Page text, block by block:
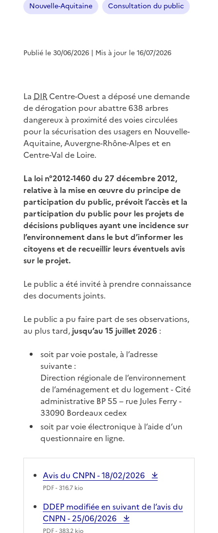
Nouvelle-Aquitaine Consultation du public
Publié le 30/06/2026 | Mis à jour le 16/07/2026
La DIR Centre-Ouest a déposé une demande
de dérogation pour abattre 638 arbres
dangereux à proximité des voies circulées
pour la sécurisation des usagers en Nouvelle-
Aquitaine, Auvergne-Rhône-Alpes et en
Centre-Val de Loire.
La loi n°2012-1460 du 27 décembre 2012,
relative à la mise en œuvre du principe de
participation du public, prévoit l’accès et la
participation du public pour les projets de
décisions publiques ayant une incidence sur
l’environnement dans le but d’informer les
citoyens et de recueillir leurs éventuels avis
sur le projet.
Le public a été invité à prendre connaissance
des documents joints.
Le public a pu faire part de ses observations,
au plus tard, jusqu’au 15 juillet 2026 :
soit par voie postale, à l’adresse
suivante :
Direction régionale de l’environnement
de l’aménagement et du logement - Cité
administrative BP 55 – rue Jules Ferry -
33090 Bordeaux cedex
soit par voie électronique à l’aide d’un
questionnaire en ligne.
Avis du CNPN - 18/02/2026
PDF- 316.7 kio
DDEP modifiée en suivant de l’avis du
CNPN - 25/06/2026
PDF- 383.2 kio